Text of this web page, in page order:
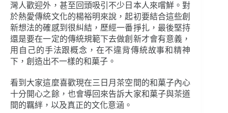
灣人歡迎外，甚至回頭吸引不少日本人來嚐鮮。對
於熱愛傳統文化的楊裕明來說，起初要結合這些創
新想法的確感到很糾結，歷經一番掙扎，最後堅持
還是要在一定的傳統規範下去做創新才會有意義，
用自己的手法跟概念，在不違背傳統故事和精神
下，創造出不一樣的和菓子。
看到大家這麼喜歡現在三日月茶空間的和菓子內心
十分開心之餘，也會導回來告訴大家和菓子與茶道
間的羈絆，以及真正的文化意涵。